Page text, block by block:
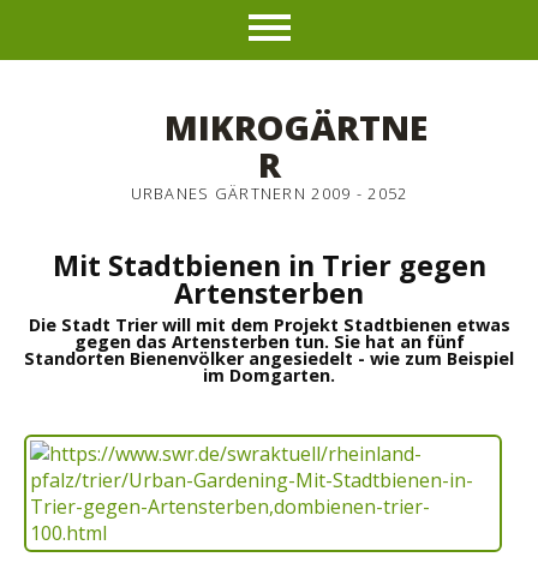
MIKROGÄRTNE
R
URBANES GÄRTNERN 2009 - 2052
Mit Stadtbienen in Trier gegen
Artensterben
Die Stadt Trier will mit dem Projekt Stadtbienen etwas
gegen das Artensterben tun. Sie hat an fünf
Standorten Bienenvölker angesiedelt - wie zum Beispiel
im Domgarten.